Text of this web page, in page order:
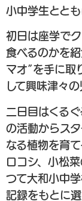
小中学生ととも
初日は座学で
食べるのかを
マオ”を手に取
して興味津々
二日目はくる
の活動からス
なる植物を育
ロコシ、小松
つて大和小中
記録をもとに